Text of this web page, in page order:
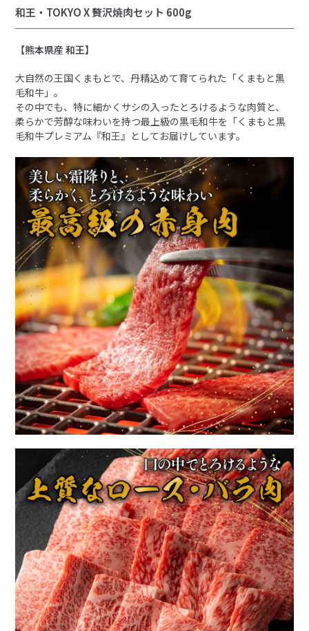
和王・TOKYO X 贅沢焼肉セット 600g
【熊本県産 和王】
大自然の王国くまもとで、丹精込めて育てられた「くまもと黒
毛和牛」。
その中でも、特に細かくサシの入ったとろけるような肉質と、
柔らかで芳醇な味わいを持つ最上級の黒毛和牛を「くまもと黒
毛和牛プレミアム『和王』としてお届けしています。